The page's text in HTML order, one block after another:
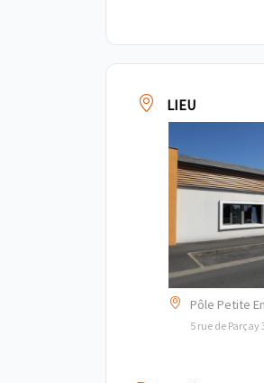
LIEU
Pôle Petite
5 rue de Parçay